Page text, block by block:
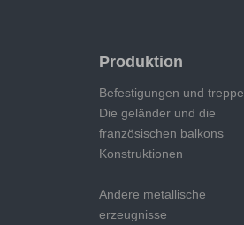
Produktion
Befestigungen und treppe
Die geländer und die
französischen balkons
Konstruktionen
Andere metallische
erzeugnisse